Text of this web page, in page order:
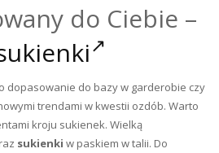
do Ciebie –
dopasowanie do bazy w garderobie czy
trendami w kwestii ozdób. Warto
kroju sukienek. Wielką
sukienki w paskiem w talii. Do